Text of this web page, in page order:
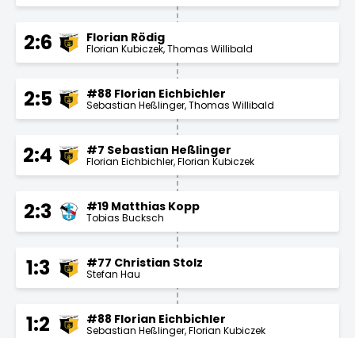
2:6 Florian Rödig
Florian Kubiczek Thomas Willibald
2:5 #88 Florian Eichbichler
Sebastian Heßlinger Thomas Willibald
2:4 #7 Sebastian Heßlinger
Florian Eichbichler Florian Kubiczek
2:3 #19 Matthias Kopp
Tobias Bucksch
1:3 #77 Christian Stolz
Stefan Hau
1:2 #88 Florian Eichbichler
Sebastian Heßlinger Florian Kubiczek